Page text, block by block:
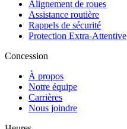
Alignement de roues
Assistance routière
Rappels de sécurité
Protection Extra-Attentive
Concession
À propos
Notre équipe
Carrières
Nous joindre